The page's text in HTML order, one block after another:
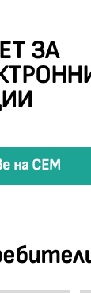
ЗА
на СЕМ